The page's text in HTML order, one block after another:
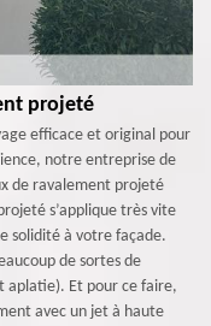
projeté
efficace et original pour
notre entreprise de
de ravalement projeté
s’applique très vite
solidité à votre façade.
de sortes de
aplatie). Et pour ce faire,
avec un jet à haute